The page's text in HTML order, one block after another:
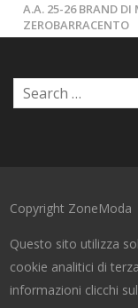
A.A. 25-26 BRAND
ZEROBARRACENTO
Copyright ZoneModa
Questo sito utilizza
cookie analitici di
informazioni clicchi